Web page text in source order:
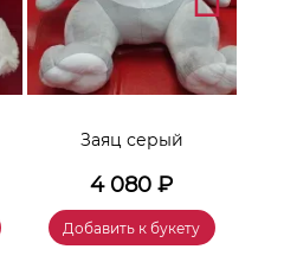
Заяц серый
4 080 ₽
Добавить к букету